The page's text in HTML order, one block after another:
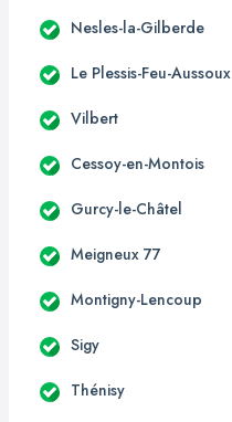
Nesles-la-Gilberde
Le Plessis-Feu-Aussoux
Vilbert
Cessoy-en-Montois
Gurcy-le-Châtel
Meigneux 77
Montigny-Lencoup
Sigy
Thénisy